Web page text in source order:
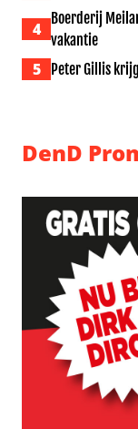
4
Boerderij
vakantie
5 Peter Gillis
DenD